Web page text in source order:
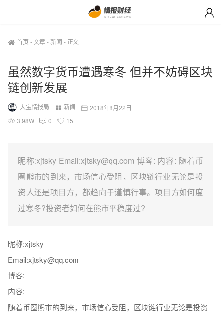
首页 -文章-新闻 - 正文
虽然数字货币遭遇寒冬 但并不妨碍区块
链创新发展
大宝情报局 新闻
2018年8月22日
3.98W
0 15
昵称:xjtsky Email:xjtsky@qq.com 博客: 内容: 随着币
圈熊市的到来，市场信心受阻，区块链行业无论是投
资人还是项目方，都趋向于谨慎行事。项目方如何度
过寒冬?投资者如何在熊市平稳度过?
昵称:xjtsky
Email:xjtsky@qq.com
博客:
内容:
随着币圈熊市的到来，市场信心受阻，区块链行业无论是投资